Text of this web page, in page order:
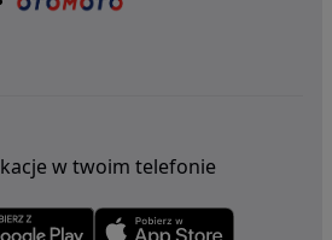
w twoim telefonie